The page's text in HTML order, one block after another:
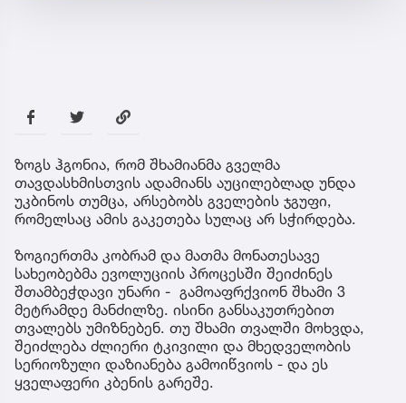
ზოგს ჰგონია, რომ შხამიანმა გველმა
თავდასხმისთვის ადამიანს აუცილებლად უნდა
უკბინოს თუმცა, არსებობს გველების ჯგუფი,
რომელსაც ამის გაკეთება სულაც არ სჭირდება.
ზოგიერთმა კობრამ და მათმა მონათესავე
სახეობებმა ევოლუციის პროცესში შეიძინეს
შთამბეჭდავი უნარი - გამოაფრქვიონ შხამი 3
მეტრამდე მანძილზე. ისინი განსაკუთრებით
თვალებს უმიზნებენ. თუ შხამი თვალში მოხვდა,
შეიძლება ძლიერი ტკივილი და მხედველობის
სერიოზული დაზიანება გამოიწვიოს - და ეს
ყველაფერი კბენის გარეშე.